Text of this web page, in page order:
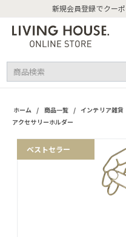
新規会員登録でクー
ホーム / 商品一覧 / インテリア雑貨
アクセサリーホルダー
ベストセラー